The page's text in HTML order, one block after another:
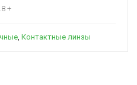
+
, Контактные линзы